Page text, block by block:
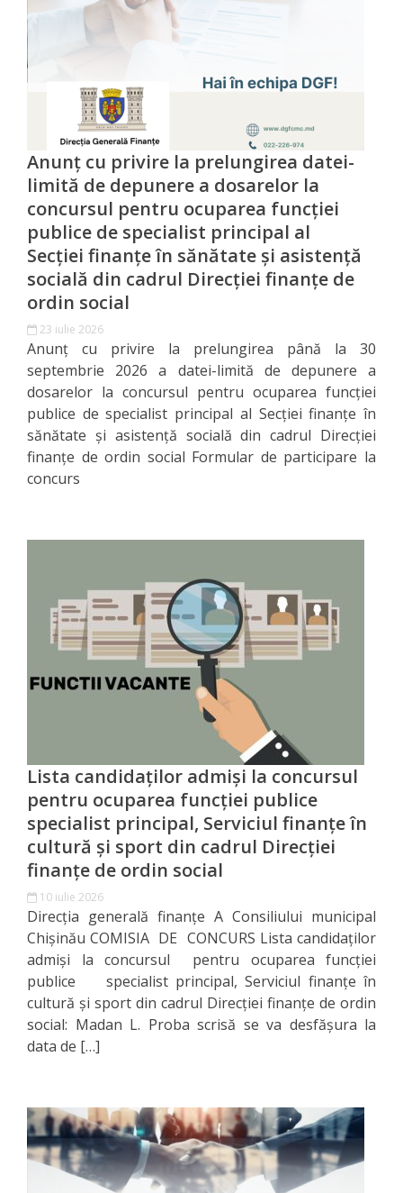
Direcția
finanțe
de
ordin
social
Direcția
datorii
şi
angajamente
financiare
Direcţia
venituri
Direcţia
rapoarte
resurse
umane
Serviciul
Secția
managementul
documentelor
Secția
servicii
interne
Regulamente
Posturi
vacante
Anunțuri
concurs
Anunț cu privire la prelungirea datei-
limită de depunere a dosarelor la
concursul pentru ocuparea funcției
publice de specialist principal al
Secției finanțe în sănătate și asistență
socială din cadrul Direcției finanțe de
ordin social
23 iulie 2026
Anunț cu privire la prelungirea până la 30
septembrie 2026 a datei-limită de depunere a
dosarelor la concursul pentru ocuparea funcției
publice de specialist principal al Secției finanțe în
sănătate și asistență socială din cadrul Direcției
finanțe de ordin social Formular de participare la
concurs
Lista candidaţilor admişi la concursul
pentru ocuparea funcției publice
specialist principal, Serviciul finanțe în
cultură și sport din cadrul Direcției
finanțe de ordin social
10 iulie 2026
Direcţia generală finanţe A Consiliului municipal
Chişinău COMISIA DE CONCURS Lista candidaţilor
admişi la concursul pentru ocuparea funcției
publice specialist principal, Serviciul finanțe în
cultură și sport din cadrul Direcției finanțe de ordin
social: Madan L. Proba scrisă se va desfășura la
data de […]